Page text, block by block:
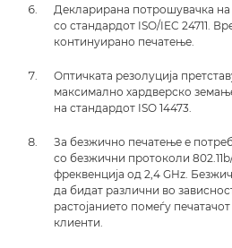
Декларирана потрошувачка
со стандардот ISO/IEC 24711.
континуирано печатење.
Оптичката резолуција
максимално хардверско
на стандардот ISO 14473.
За безжично печатење е
со безжични протоколи
фреквенција од 2,4 GHz.
да бидат различни во
растојанието помеѓу
клиенти.